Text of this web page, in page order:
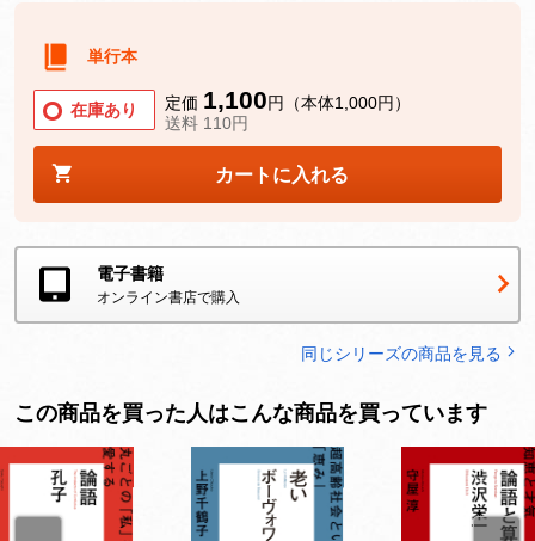
単行本
在庫あり 定価 1,100円（本体1,000円）
送料 110円
カートに入れる
電子書籍
オンライン書店で購入
同じシリーズの商品を見る
この商品を買った人はこんな商品を買っています